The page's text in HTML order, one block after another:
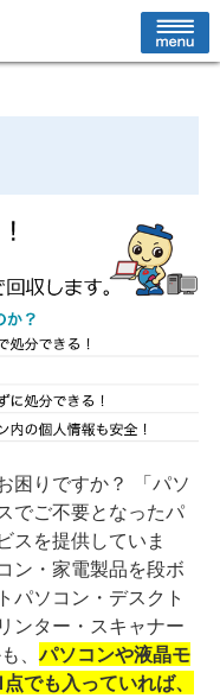
困りですか？ 「パソ
でご不要となったパ
スを提供していま
ン・家電製品を段ボ
パソコン・デスクト
ンター・スキャナー
、パソコンや液晶モ
でも入っていれば、